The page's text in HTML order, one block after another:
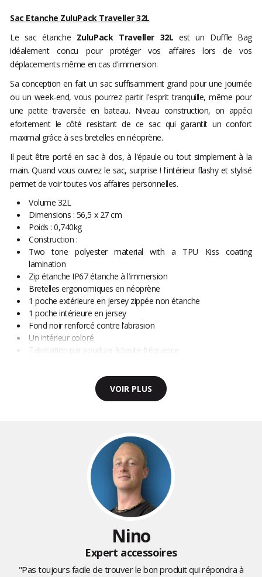
Sac Etanche ZuluPack Traveller 32L
Le sac étanche ZuluPack Traveller 32L est un Duffle Bag
idéalement concu pour protéger vos affaires lors de vos
déplacements même en cas d'immersion.
Sa conception en fait un sac suffisamment grand pour une journée
ou un week-end, vous pourrez partir l'esprit tranquille, même pour
une petite traversée en bateau. Niveau construction, on appéci
efortement le côté resistant de ce sac qui garantit un confort
maximal grâce à ses bretelles en néoprène.
Il peut être porté en sac à dos, à l'épaule ou tout simplement à la
main. Quand vous ouvrez le sac, surprise ! l'intérieur flashy et stylisé
permet de voir toutes vos affaires personnelles.
Volume 32L
Dimensions : 56,5 x 27 cm
Poids : 0,740kg
Construction :
Two tone polyester material with a TPU Kiss coating
lamination
Zip étanche IP67 étanche à l’immersion
Bretelles ergonomiques en néoprène
1 poche extérieure en jersey zippée non étanche
1 poche intérieure en jersey
Fond noir renforcé contre l’abrasion
Un intérieur coloré
Fabrication par soudure à haute fréquence
VOIR PLUS
Nino
Expert accessoires
"Pas toujours facile de trouver le bon produit qui répondra à